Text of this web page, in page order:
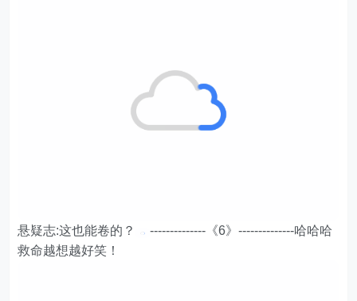
悬疑志:这也能卷的？
--------------《6》--------------哈哈哈
救命越想越好笑！